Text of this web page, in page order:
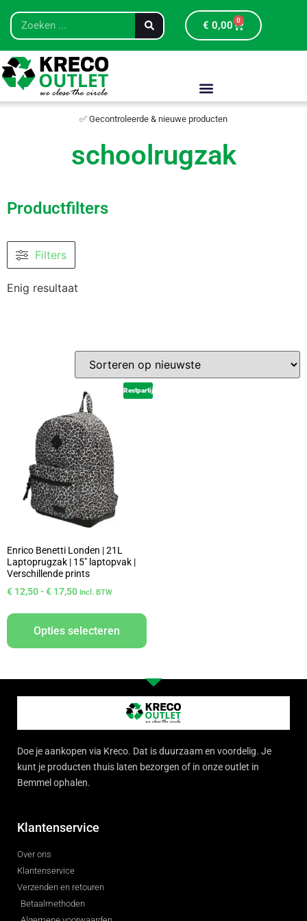
€ 0,00 0
✅ Gecontroleerde & nieuwe producten
schoolrugzak
Productfilters
Filters
Enig resultaat
Restpartij
Enrico Benetti Londen | 21L
Laptoprugzak | 15″ laptopvak |
Verschillende prints
€ 12,50-€ 17,50 Incl. BTW
Opties selecteren
Doe je aankopen via Kreco. Dat is duurzaam en voordelig. Je
kunt je producten thuis laten bezorgen of in onze outlet in
Bemmel ophalen.
Klantenservice
Over ons
Klantenservice
Verzenden en retouren
Betaalmethoden